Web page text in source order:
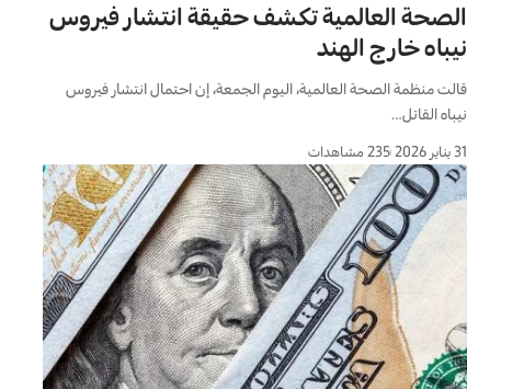
الصحة العالمية تكشف حقيقة انتشار فيروس
نيباه خارج الهند
قالت منظمة الصحة العالمية، اليوم الجمعة، إن احتمال انتشار فيروس
نيباه القاتل…
31 يناير 2026 235 مشاهدات